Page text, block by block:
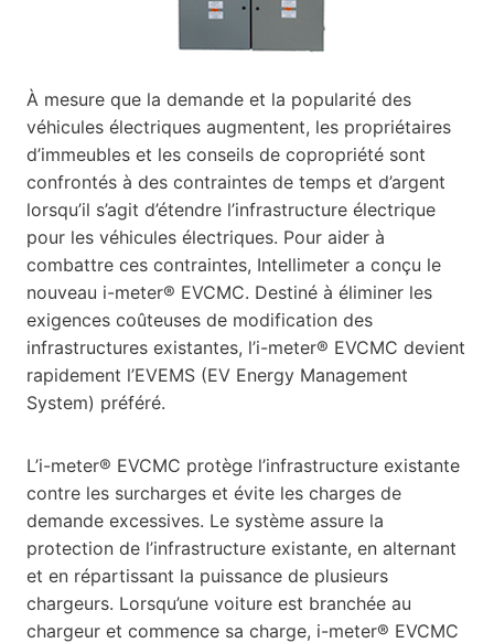
À mesure que la demande et la popularité des
véhicules électriques augmentent, les propriétaires
d’immeubles et les conseils de copropriété sont
confrontés à des contraintes de temps et d’argent
lorsqu’il s’agit d’étendre l’infrastructure électrique
pour les véhicules électriques. Pour aider à
combattre ces contraintes, Intellimeter a conçu le
nouveau i-meter® EVCMC. Destiné à éliminer les
exigences coûteuses de modification des
infrastructures existantes, l’i-meter® EVCMC devient
rapidement l’EVEMS (EV Energy Management
System) préféré.
L’i-meter® EVCMC protège l’infrastructure existante
contre les surcharges et évite les charges de
demande excessives. Le système assure la
protection de l’infrastructure existante, en alternant
et en répartissant la puissance de plusieurs
chargeurs. Lorsqu’une voiture est branchée au
chargeur et commence sa charge, i-meter® EVCMC